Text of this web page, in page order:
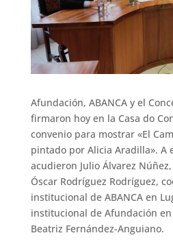
Afundación, ABANCA y el
firmaron hoy en la Casa do
convenio para mostrar «El
pintado por Alicia Aradilla». A
acudieron Julio Álvarez
Óscar Rodríguez Rodríguez,
institucional de ABANCA en
institucional de Afundación en
Beatriz Fernández-Anguiano.